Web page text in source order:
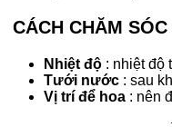
CÁCH CHĂM
Nhiệt độ : nhiệt độ
Tưới nước : sau
Vị trí để hoa : nên